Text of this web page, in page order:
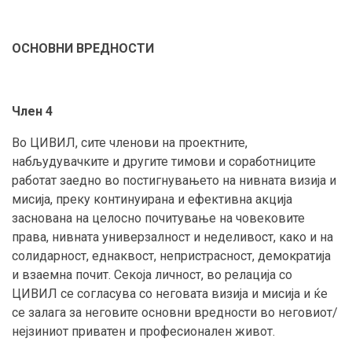
ОСНОВНИ ВРЕДНОСТИ
Член 4
Во ЦИВИЛ, сите членови на проектните,
набљудувачките и другите тимови и соработниците
работат заедно во постигнувањето на нивната визија и
мисија, преку континуирана и ефективна акција
заснована на целосно почитување на човековите
права, нивната универзалност и неделивост, како и на
солидарност, еднаквост, непристрасност, демократија
и взаемна почит. Секоја личност, во релација со
ЦИВИЛ се согласува со неговата визија и мисија и ќе
се залага за неговите основни вредности во неговиот/
нејзиниот приватен и професионален живот.